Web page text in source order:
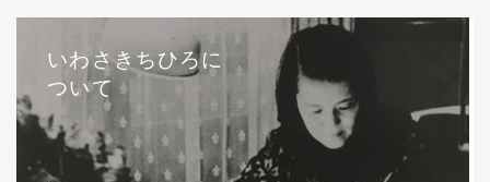
いわさきちひろに
ついて